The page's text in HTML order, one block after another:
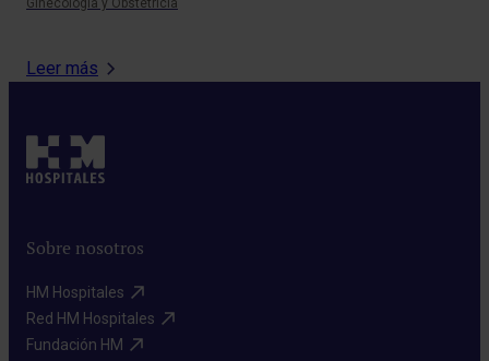
Ginecología y Obstetricia
Leer más
Sobre nosotros
HM Hospitales​
Red HM Hospitales​
Fundación HM​